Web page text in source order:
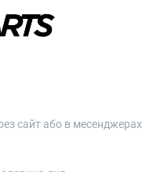
сайт або в месенджерах